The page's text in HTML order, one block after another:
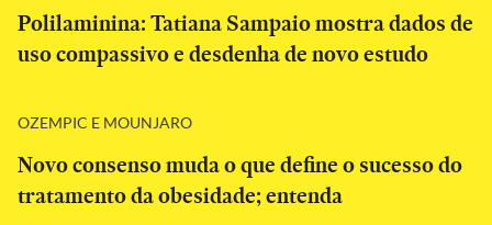
Polilaminina: Tatiana Sampaio mostra dados de
uso compassivo e desdenha de novo estudo
OZEMPIC E MOUNJARO
Novo consenso muda o que define o sucesso do
tratamento da obesidade; entenda